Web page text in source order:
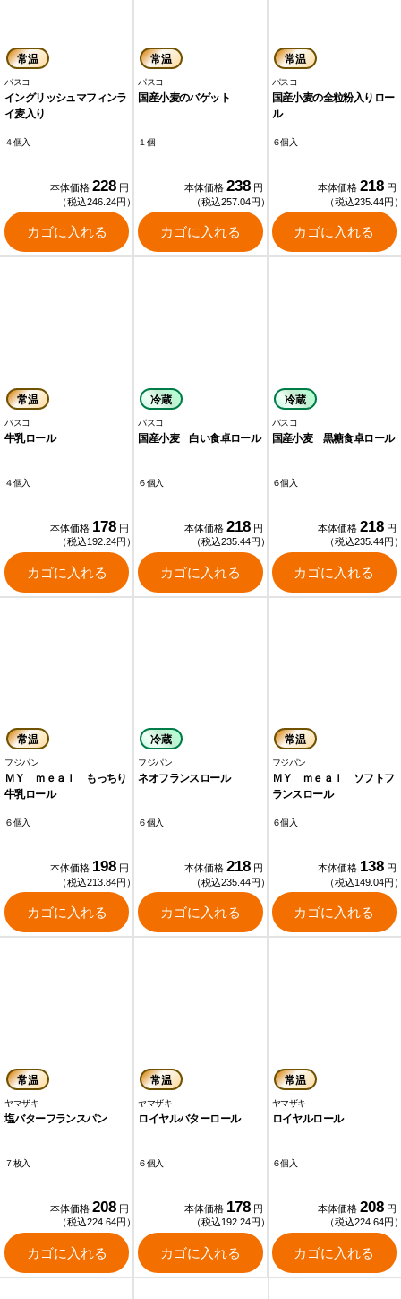
常温
パスコ
イングリッシュマフィンラ
イ麦入り
４個入
本体価格 228 円
（税込246.24円）
カゴに入れる
常温
パスコ
国産小麦のバゲット
１個
本体価格 238 円
（税込257.04円）
カゴに入れる
常温
パスコ
国産小麦の全粒粉入りロー
ル
６個入
本体価格 218 円
（税込235.44円
カゴに入れる
常温
パスコ
牛乳ロール
４個入
本体価格 178 円
（税込192.24円）
カゴに入れる
冷蔵
パスコ
国産小麦 白い食卓ロール
６個入
本体価格 218 円
（税込235.44円）
カゴに入れる
冷蔵
パスコ
国産小麦 黒糖食卓ロール
６個入
本体価格 218 円
（税込235.44円
カゴに入れる
常温
フジパン
ＭＹ ｍｅａｌ もっちり
牛乳ロール
６個入
本体価格 198 円
（税込213.84円）
カゴに入れる
冷蔵
フジパン
ネオフランスロール
６個入
本体価格 218 円
（税込235.44円）
カゴに入れる
常温
フジパン
ＭＹ ｍｅａｌ ソフトフ
ランスロール
６個入
本体価格 138 円
（税込149.04円
カゴに入れる
常温
ヤマザキ
塩バターフランスパン
７枚入
本体価格 208 円
（税込224.64円）
カゴに入れる
常温
ヤマザキ
ロイヤルバターロール
６個入
本体価格 178 円
（税込192.24円）
カゴに入れる
常温
ヤマザキ
ロイヤルロール
６個入
本体価格 208 円
（税込224.64円
カゴに入れる